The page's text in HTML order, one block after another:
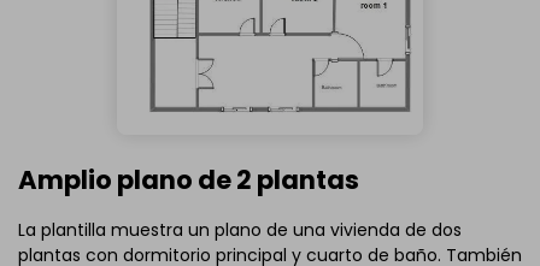
Amplio plano de 2 plantas
La plantilla muestra un plano de una vivienda de dos
plantas con dormitorio principal y cuarto de baño. También